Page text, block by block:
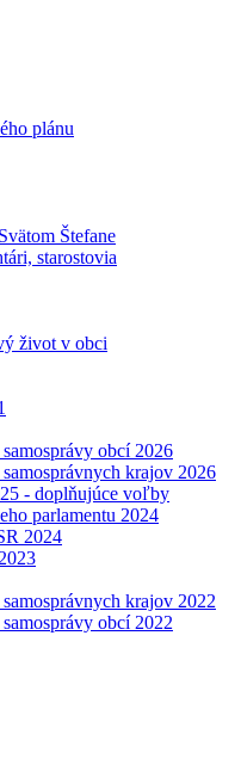
plánu
Štefane
starostovia
život v obci
obcí 2026
krajov 2026
- doplňujúce voľby
parlamentu 2024
2024
krajov 2022
obcí 2022